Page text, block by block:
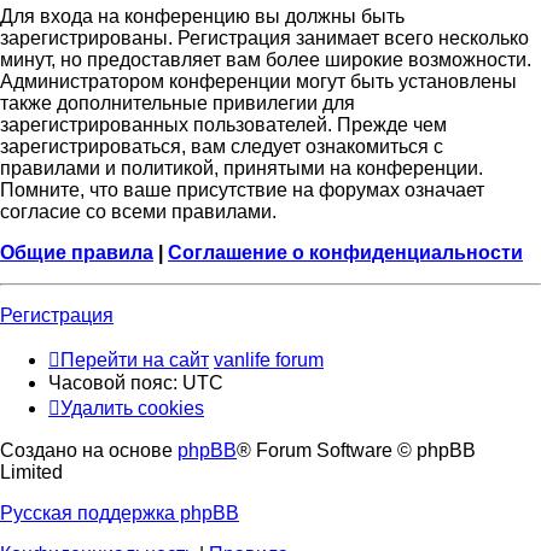
Для входа на конференцию вы должны быть
зарегистрированы. Регистрация занимает всего несколько
минут, но предоставляет вам более широкие возможности.
Администратором конференции могут быть установлены
также дополнительные привилегии для
зарегистрированных пользователей. Прежде чем
зарегистрироваться, вам следует ознакомиться с
правилами и политикой, принятыми на конференции.
Помните, что ваше присутствие на форумах означает
согласие со всеми правилами.
Общие правила
Соглашение о конфиденциальности
Регистрация
Перейти на сайт vanlife forum
Часовой пояс: UTC
Удалить cookies
Создано на основе phpBB® Forum Software © phpBB
Limited
Русская поддержка phpBB